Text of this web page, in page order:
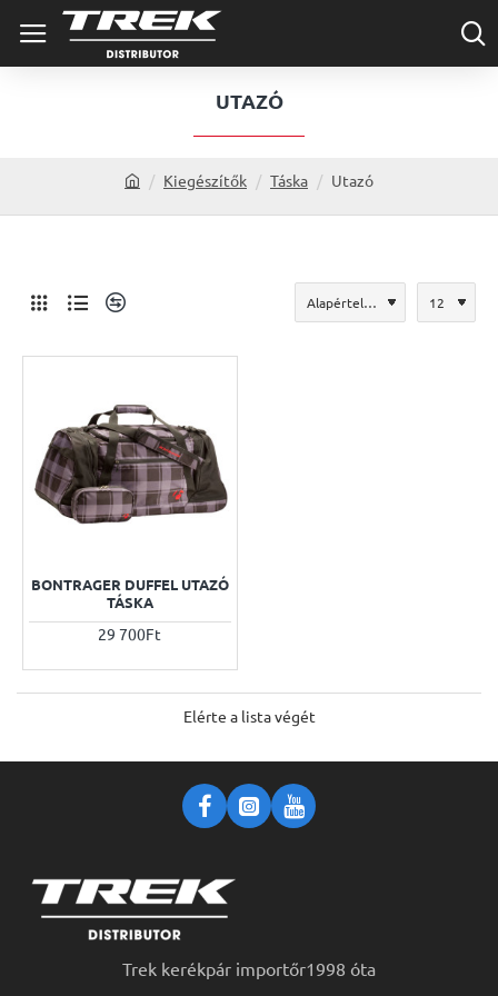
UTAZÓ
o
Kiegészítők Táska Utazó
BONTRAGER DUFFEL UTAZÓ
TÁSKA
29 700Ft
Elérte a lista végét
Trek kerékpár importőr1998 óta